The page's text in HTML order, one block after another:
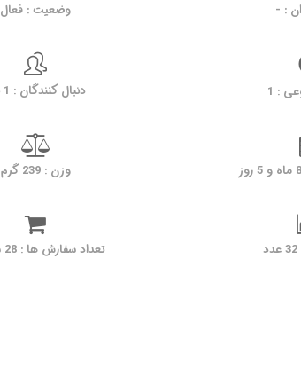
:
- وضعیت : فعال
: 1 دنبال کنندگان : 1 نفر
وزن : 239 گرم
تعداد سفارش ها : 28 سفارش